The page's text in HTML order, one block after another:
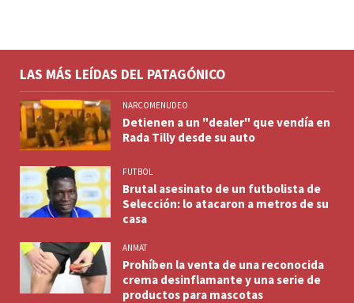
LAS MÁS LEÍDAS DEL PATAGÓNICO
NARCOMENUDEO
Detienen a un "dealer" que vendía en
Rada Tilly desde su auto
FUTBOL
Brutal asesinato de un futbolista de
Selección: lo atacaron a metros de su
casa
ANMAT
Prohíben la venta de una reconocida
crema desinflamante y una serie de
productos para mascotas